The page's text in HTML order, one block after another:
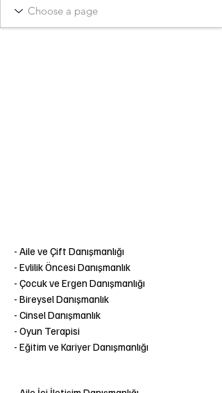
- Aile ve Çift Danışmanlığı
- Evlilik Öncesi Danışmanlık
- Çocuk ve Ergen Danışmanlığı
- Bireysel Danışmanlık
- Cinsel Danışmanlık
- Oyun Terapisi
- Eğitim ve Kariyer Danışmanlığı